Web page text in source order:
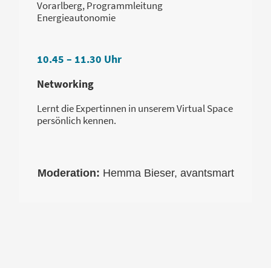
Vorarlberg, Programmleitung
Energieautonomie
10.45 – 11.30 Uhr
Networking
Lernt die Expertinnen in unserem Virtual Space
persönlich kennen.
Moderation: Hemma Bieser, avantsmart